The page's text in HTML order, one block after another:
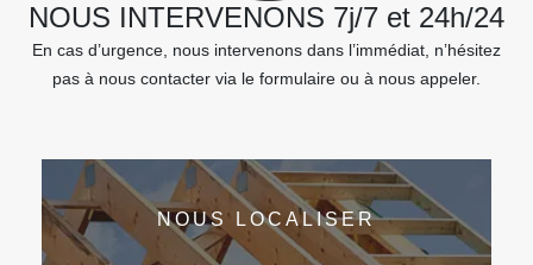
NOUS INTERVENONS 7j/7 et 24h/24
En cas d’urgence, nous intervenons dans l’immédiat, n’hésitez
pas à nous contacter via le formulaire ou à nous appeler.
NOUS LOCALISER